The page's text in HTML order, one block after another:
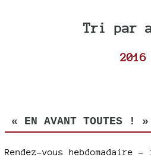
Tri par
2016
« EN AVANT TOUTES ! »
Rendez-vous